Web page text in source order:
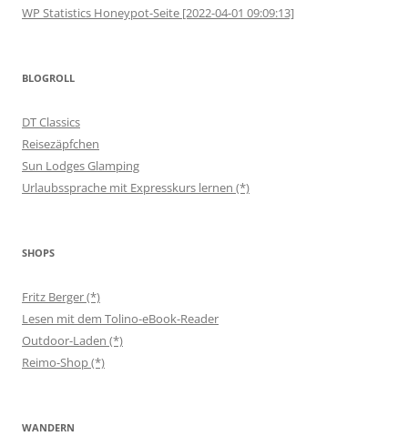
WP Statistics Honeypot-Seite [2022-04-01 09:09:13]
BLOGROLL
DT Classics
Reisezäpfchen
Sun Lodges Glamping
Urlaubssprache mit Expresskurs lernen (*)
SHOPS
Fritz Berger (*)
Lesen mit dem Tolino-eBook-Reader
Outdoor-Laden (*)
Reimo-Shop (*)
WANDERN